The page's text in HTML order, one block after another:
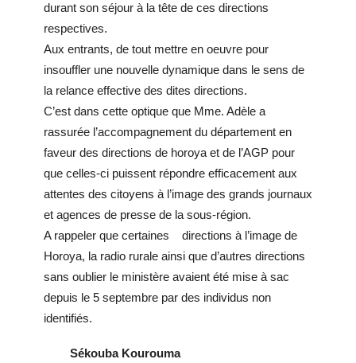
durant son séjour à la tête de ces directions
respectives.
Aux entrants, de tout mettre en oeuvre pour
insouffler une nouvelle dynamique dans le sens de
la relance effective des dites directions.
C’est dans cette optique que Mme. Adèle a
rassurée l’accompagnement du département en
faveur des directions de horoya et de l’AGP pour
que celles-ci puissent répondre efficacement aux
attentes des citoyens à l’image des grands journaux
et agences de presse de la sous-région.
A rappeler que certaines directions à l’image de
Horoya, la radio rurale ainsi que d’autres directions
sans oublier le ministère avaient été mise à sac
depuis le 5 septembre par des individus non
identifiés.
Sékouba Kourouma